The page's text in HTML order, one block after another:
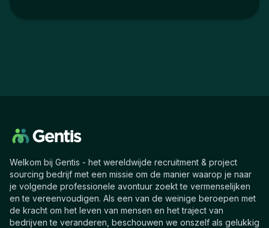
Welkom bij Gentis - het wereldwijde recruitment & project
sourcing bedrijf met een missie om de manier waarop je naar
je volgende professionele avontuur zoekt te vermenselijken
en te vereenvoudigen. Als een van de weinige beroepen met
de kracht om het leven van mensen en het traject van
bedrijven te veranderen, beschouwen we onszelf als gelukkig